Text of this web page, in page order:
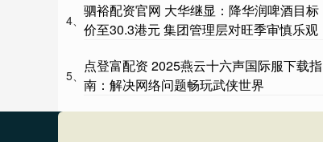
4、
驷裕配资官网 大华继显：降华润啤酒目标
价至30.3港元 集团管理层对旺季审慎乐观
5、
点登富配资 2025燕云十六声国际服下载指
南：解决网络问题畅玩武侠世界